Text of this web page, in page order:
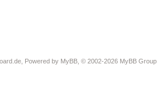
, Powered by MyBB , © 2002-2026 MyBB Group